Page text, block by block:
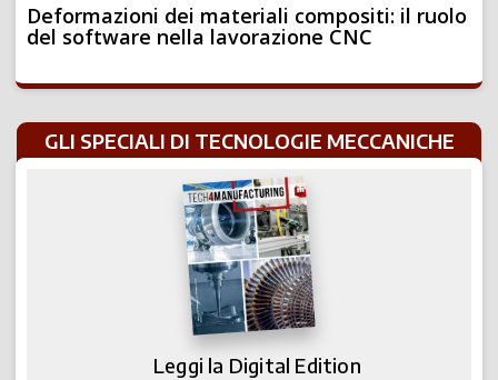
Deformazioni dei materiali compositi: il ruolo
del software nella lavorazione CNC
GLI SPECIALI DI TECNOLOGIE MECCANICHE
Leggi la Digital Edition